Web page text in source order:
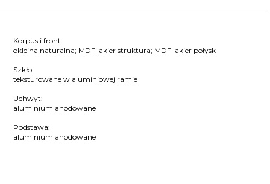
Korpus i front:
okleina naturalna; MDF lakier struktura; MDF lakier połysk
Szkło:
teksturowane w aluminiowej ramie
Uchwyt:
aluminium anodowane
Podstawa:
aluminium anodowane